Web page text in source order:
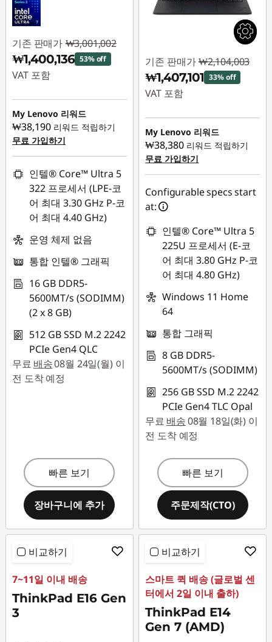
기존 판매가 ₩3,001,002
₩1,400,136 53% off
VAT 포함
즉시 할인: :-
₩1,600,866
My Lenovo 리워드
₩38,190 리워드 적립하기
무료 가입하기
인텔® Core™ Ultra 5
322 프로세서 (LPE-코
어 최대 3.30 GHz P-코
어 최대 4.40 GHz)
운영 체제 없음
통합 인텔® 그래픽
16 GB DDR5-
5600MT/s (SODIMM)
(2 x 8 GB)
512 GB SSD M.2 2242
PCIe Gen4 QLC
무료 배송08월 24일(월) 이
전 도착 예정
빠른 보기
장바구니에 추가
기존 판매가 ₩2,104,003
₩1,407,101 33% off
VAT 포함
즉시 할인: :-
₩696,902
My Lenovo 리워드
₩38,380 리워드 적립하기
무료 가입하기
Configurable specs start
at:
인텔® Core™ Ultra 5
225U 프로세서 (E-코
어 최대 3.80 GHz P-코
어 최대 4.80 GHz)
Windows 11 Home
64
통합 그래픽
8 GB DDR5-
5600MT/s (SODIMM)
256 GB SSD M.2 2242
PCIe Gen4 TLC Opal
무료 배송08월 18일(화) 이
전 도착 예정
빠른 보기
주문제작(CTO)
비교하기
7~11일 이내 배송
ThinkPad E16 Gen
3
비교하기
스마트 퀵 배송 (글로벌 센
터에서 2일 이내 출하)
ThinkPad E14
Gen 7 (AMD)